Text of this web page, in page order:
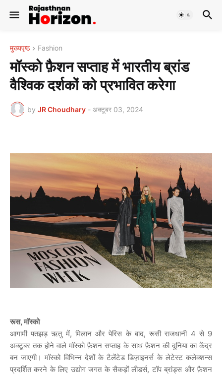
मुख्यपृष्ठ Fashion
मॉस्को फ़ैशन सप्ताह में भारतीय ब्रांड
वैश्विक दर्शकों को प्रभावित करेगा
by JR Choudhary - अक्टूबर 03, 2024
रूस, मॉस्को
आगामी पतझड़ ऋतु में, मिलान और पेरिस के बाद, रूसी राजधानी 4 से 9
अक्टूबर तक होने वाले मॉस्को फ़ैशन सप्ताह के साथ फ़ैशन की दुनिया का केंद्र
बन जाएगी। मॉस्को विभिन्न देशों के टैलेंटेड डिज़ाइनर्स के लेटेस्ट कलेक्शन्स
प्रदर्शित करने के लिए उद्योग जगत के सैकड़ों लीडर्स, टॉप ब्रांड्स और फ़ैशन